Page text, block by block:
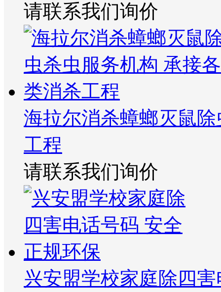
请联系我们询价
海拉尔消杀蟑螂灭鼠
工程
请联系我们询价
兴安盟学校家庭除四